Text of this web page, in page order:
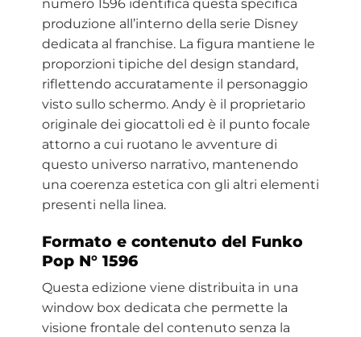
numero 1596 identifica questa specifica
produzione all’interno della serie Disney
dedicata al franchise. La figura mantiene le
proporzioni tipiche del design standard,
riflettendo accuratamente il personaggio
visto sullo schermo. Andy è il proprietario
originale dei giocattoli ed è il punto focale
attorno a cui ruotano le avventure di
questo universo narrativo, mantenendo
una coerenza estetica con gli altri elementi
presenti nella linea.
Formato e contenuto del Funko
Pop N° 1596
Questa edizione viene distribuita in una
window box dedicata che permette la
visione frontale del contenuto senza la